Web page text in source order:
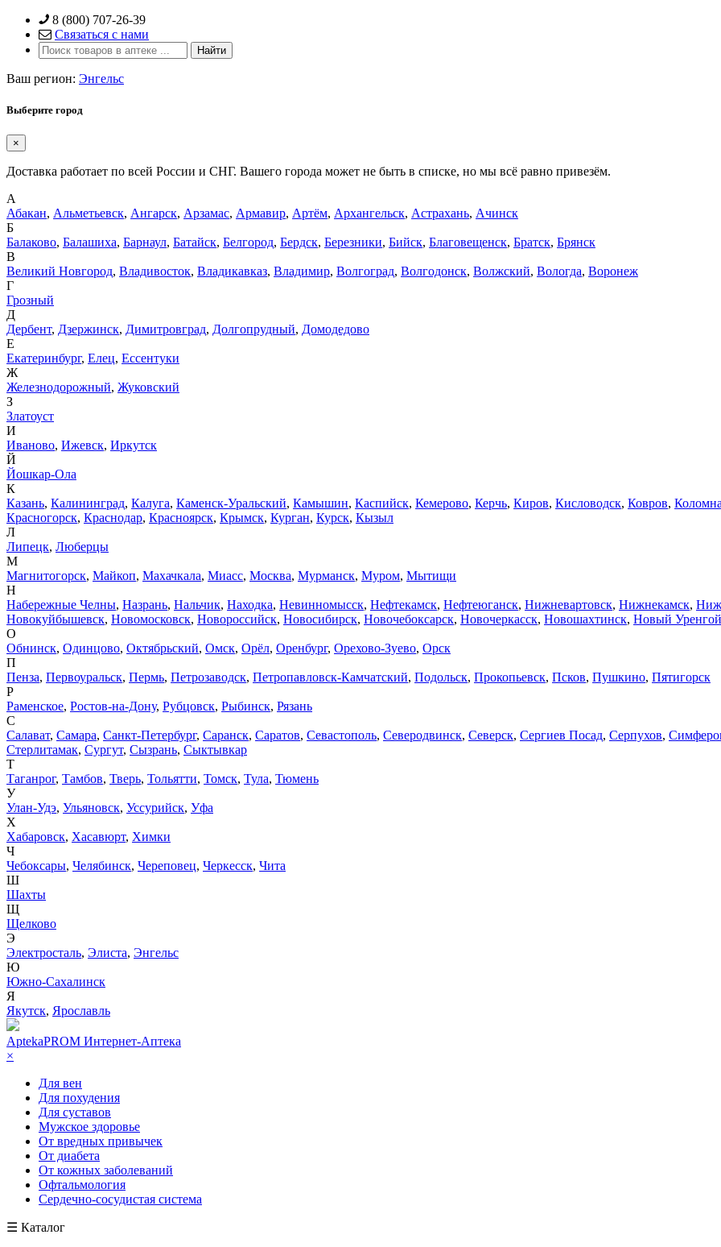
Skip
content
8 (800) 707-26-39
Связаться с нами
Ваш регион: Энгельс
Выберите город
×
Доставка работает по всей России и СНГ. Вашего города может не быть в списке, но мы всё равно привезём.
А
Абакан, Альметьевск, Ангарск, Арзамас, Армавир, Артём, Архангельск, Астрахань, Ачинск
Б
Балаково, Балашиха, Барнаул, Батайск, Белгород, Бердск, Березники, Бийск, Благовещенск, Братск, Брянск
В
Великий Новгород, Владивосток, Владикавказ, Владимир, Волгоград, Волгодонск, Волжский, Вологда, Воронеж
Г
Грозный
Д
Дербент, Дзержинск, Димитровград, Долгопрудный, Домодедово
Е
Екатеринбург, Елец, Ессентуки
Ж
Железнодорожный, Жуковский
З
Златоуст
И
Иваново, Ижевск, Иркутск
Й
Йошкар-Ола
К
Казань, Калининград, Калуга, Каменск-Уральский, Камышин, Каспийск, Кемерово, Керчь, Киров, Кисловодск, Ковров, Коломна
Красногорск, Краснодар, Красноярск, Крымск, Курган, Курск, Кызыл
Л
Липецк, Люберцы
М
Магнитогорск, Майкоп, Махачкала, Миасс, Москва, Мурманск, Муром, Мытищи
Н
Набережные Челны, Назрань, Нальчик, Находка, Невинномысск, Нефтекамск, Нефтеюганск, Нижневартовск, Нижнекамск,
Новокуйбышевск, Новомосковск, Новороссийск, Новосибирск, Новочебоксарск, Новочеркасск, Новошахтинск, Новый Уренгой
О
Обнинск, Одинцово, Октябрьский, Омск, Орёл, Оренбург, Орехово-Зуево, Орск
П
Пенза, Первоуральск, Пермь, Петрозаводск, Петропавловск-Камчатский, Подольск, Прокопьевск, Псков, Пушкино, Пятигорск
Р
Раменское, Ростов-на-Дону, Рубцовск, Рыбинск, Рязань
С
Салават, Самара, Санкт-Петербург, Саранск, Саратов, Севастополь, Северодвинск, Северск, Сергиев Посад, Серпухов,
Стерлитамак, Сургут, Сызрань, Сыктывкар
Т
Таганрог, Тамбов, Тверь, Тольятти, Томск, Тула, Тюмень
У
Улан-Удэ, Ульяновск, Уссурийск, Уфа
Х
Хабаровск, Хасавюрт, Химки
Ч
Чебоксары, Челябинск, Череповец, Черкесск, Чита
Ш
Шахты
Щ
Щелково
Э
Электросталь, Элиста, Энгельс
Ю
Южно-Сахалинск
Я
Якутск, Ярославль
AptekaPROM Интернет-Аптека
×
Для вен
Для похудения
Для суставов
Мужское здоровье
От вредных привычек
От диабета
От кожных заболеваний
Офтальмология
Сердечно-сосудистая система
☰ Каталог